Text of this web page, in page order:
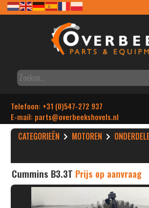
Telefoon: +31 (0)547-272 937
E-mail: parts@overbeekshovels.nl
CATEGORIEËN MOTOREN
Cummins B3.3T Prijs op aanvraag